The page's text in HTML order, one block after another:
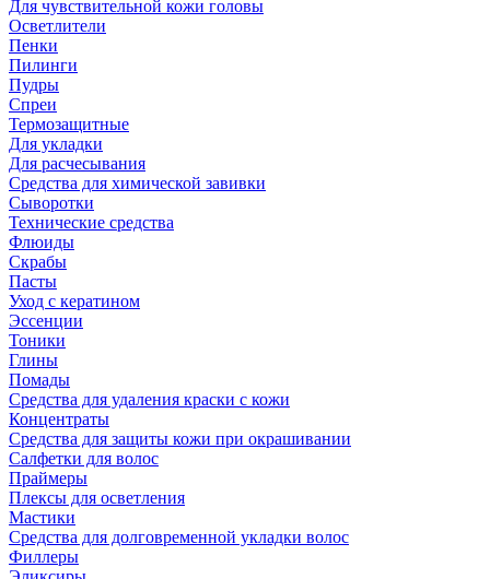
Для чувствительной кожи головы
Осветлители
Пенки
Пилинги
Пудры
Спреи
Термозащитные
Для укладки
Для расчесывания
Средства для химической завивки
Сыворотки
Технические средства
Флюиды
Скрабы
Пасты
Уход с кератином
Эссенции
Тоники
Глины
Помады
Средства для удаления краски с кожи
Концентраты
Средства для защиты кожи при окрашивании
Салфетки для волос
Праймеры
Плексы для осветления
Мастики
Средства для долговременной укладки волос
Филлеры